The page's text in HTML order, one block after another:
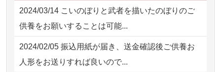
2026/07/30 22:27 墨田区の方からお申込み
2026/07/30 17:02 神奈川の方からお申込み
2026/07/18 大切にしていたお人形をきちんと供養
してくださ...
2026/07/15 子供の頃から可愛がってきた七段飾り
の雛人形で...
2024/03/14 こいのぼりと武者を描いたのぼりのご
供養をお願いすることは可能...
2024/02/05 振込用紙が届き、送金確認後ご供養お
人形をお送りすれば良いので...